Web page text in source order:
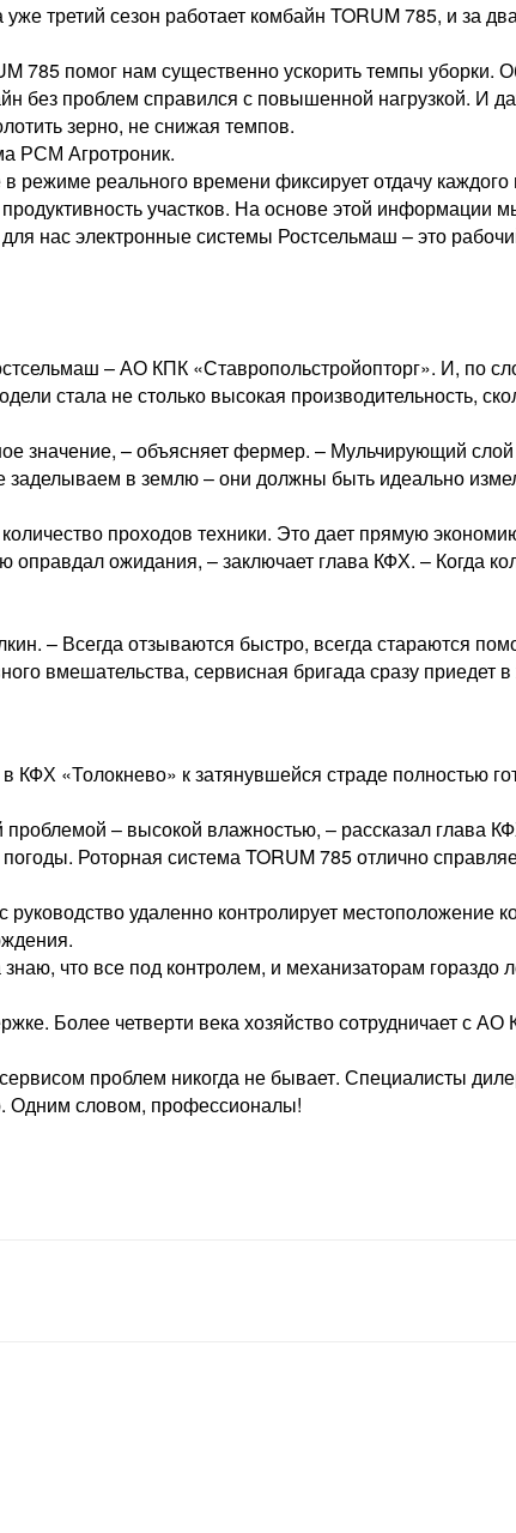
третий сезон работает комбайн TORUM 785, и за
помог нам существенно ускорить темпы уборки.
без проблем справился с повышенной нагрузкой. И
зерно, не снижая темпов.
РСМ Агротроник.
реального времени фиксирует отдачу каждого
участков. На основе этой информации
нас электронные системы Ростсельмаш – это
– АО КПК «Ставропольстройопторг». И, по
стала не столько высокая производительность,
значение, – объясняет фермер. – Мульчирующий
заделываем в землю – они должны быть идеально
проходов техники. Это дает прямую
оправдал ожидания, – заключает глава КФХ. – Когда
– Всегда отзываются быстро, всегда стараются
вмешательства, сервисная бригада сразу приедет в
КФХ «Толокнево» к затянувшейся страде полностью
– высокой влажностью, – рассказал глава
Роторная система TORUM 785 отлично
удаленно контролирует местоположение
что все под контролем, и механизаторам гораздо
Более четверти века хозяйство сотрудничает с АО
проблем никогда не бывает. Специалисты
Одним словом, профессионалы!